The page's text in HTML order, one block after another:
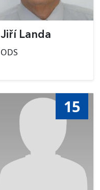
Jiří Landa
ODS
15